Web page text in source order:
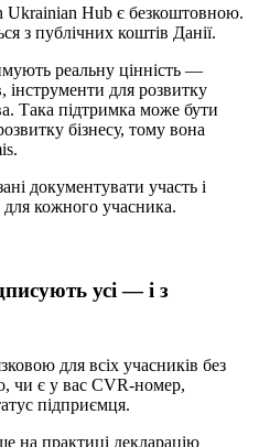
Ukrainian Hub є безкоштовною.
з публічних коштів Данії.
реальну цінність —
інструменти для розвитку
Така підтримка може бути
бізнесу, тому вона
документувати участь і
для кожного учасника.
усі — і з
для всіх учасників без
чи є у вас CVR-номер,
підприємця.
на практиці декларацію